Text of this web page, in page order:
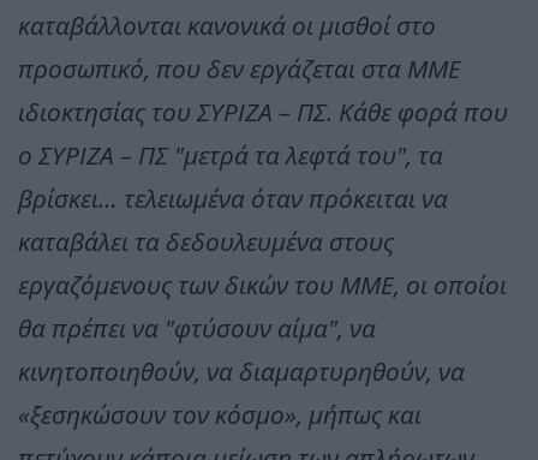
καταβάλλονται κανονικά οι μισθοί στο
προσωπικό, που δεν εργάζεται στα ΜΜΕ
ιδιοκτησίας του ΣΥΡΙΖΑ – ΠΣ. Κάθε φορά που
ο ΣΥΡΙΖΑ – ΠΣ "μετρά τα λεφτά του", τα
βρίσκει… τελειωμένα όταν πρόκειται να
καταβάλει τα δεδουλευμένα στους
εργαζόμενους των δικών του ΜΜΕ, οι οποίοι
θα πρέπει να "φτύσουν αίμα", να
κινητοποιηθούν, να διαμαρτυρηθούν, να
«ξεσηκώσουν τον κόσμο», μήπως και